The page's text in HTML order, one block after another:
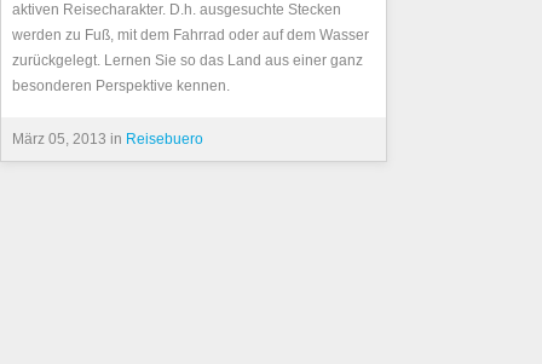
aktiven Reisecharakter. D.h. ausgesuchte Stecken
werden zu Fuß, mit dem Fahrrad oder auf dem Wasser
zurückgelegt. Lernen Sie so das Land aus einer ganz
besonderen Perspektive kennen.
März 05, 2013 in Reisebuero